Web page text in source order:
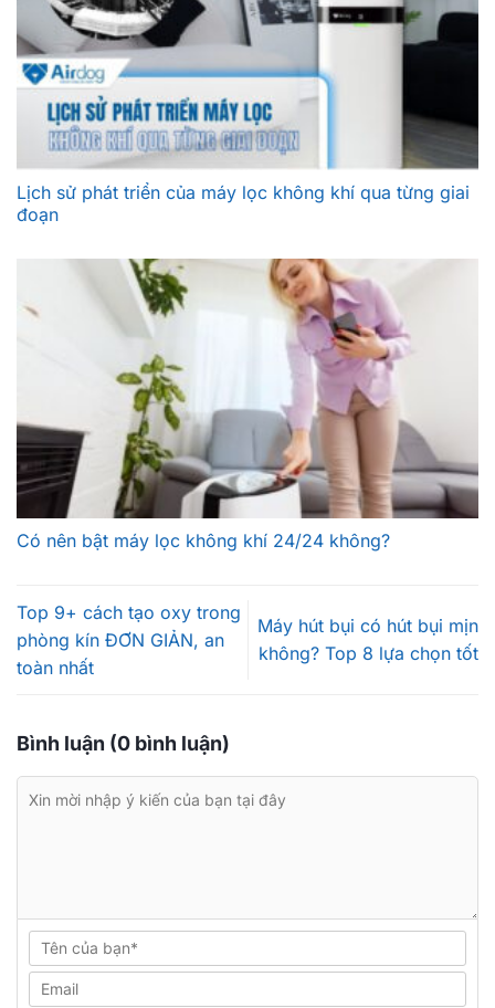
Lịch sử phát triển của máy lọc không khí qua từng giai
đoạn
Có nên bật máy lọc không khí 24/24 không?
Top 9+ cách tạo oxy trong
phòng kín ĐƠN GIẢN, an
toàn nhất
Máy hút bụi có hút bụi mịn
không? Top 8 lựa chọn tốt
Bình luận (0 bình luận)